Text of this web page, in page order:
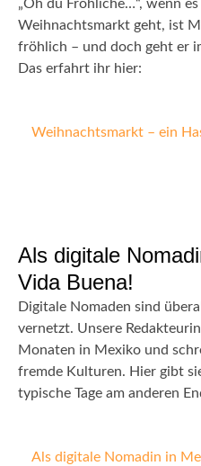
„Oh du Fröhliche…“, wenn
Weihnachtsmarkt geht, ist
fröhlich – und doch geht er
Das erfahrt ihr hier:
Weihnachtsmarkt – ein
Als digitale
Vida Buena!
Digitale Nomaden sind
vernetzt. Unsere
Monaten in Mexiko und
fremde Kulturen. Hier gibt
typische Tage am anderen
Als digitale Nomadin in